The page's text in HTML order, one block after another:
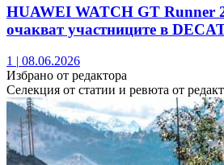
HUAWEI WATCH GT Runner
очакват участниците в
1 | 08.06.2026
Избрано от редактора
Селекция от статии и ревюта от